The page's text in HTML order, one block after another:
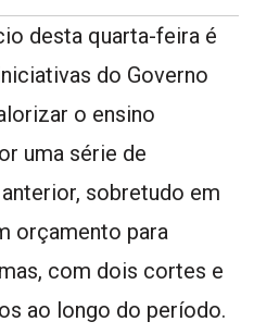
desta quarta-feira é
do Governo
o ensino
uma série de
sobretudo em
orçamento para
com dois cortes e
ao longo do período.